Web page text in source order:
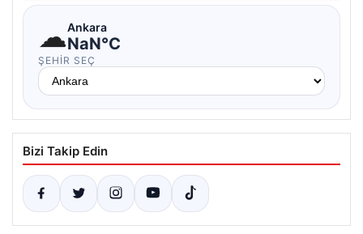
☁Ankara
NaN°C
ŞEHIR SEÇ
Bizi Takip Edin